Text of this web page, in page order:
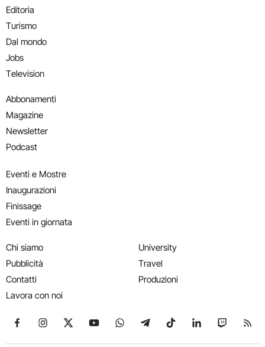
Editoria
Turismo
Dal mondo
Jobs
Television
Abbonamenti
Magazine
Newsletter
Podcast
Eventi e Mostre
Inaugurazioni
Finissage
Eventi in giornata
Chi siamo
Pubblicità
Contatti
Lavora con noi
University
Travel
Produzioni
Seguici su Facebook
Seguici su Instagram
Seguici su X
Seguici su YouTube
Seguici su WhatsApp
Seguici su Telegram
Seguici su TikTok
Seguici su
Seguici